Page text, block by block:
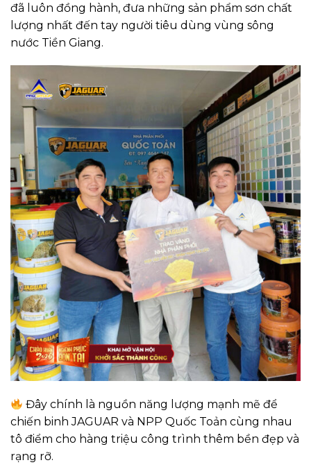
đã luôn đồng hành, đưa những sản phẩm sơn chất
lượng nhất đến tay người tiêu dùng vùng sông
nước Tiền Giang.
Đây chính là nguồn năng lượng mạnh mẽ để
chiến binh JAGUAR và NPP Quốc Toản cùng nhau
tô điểm cho hàng triệu công trình thêm bền đẹp và
rạng rỡ.